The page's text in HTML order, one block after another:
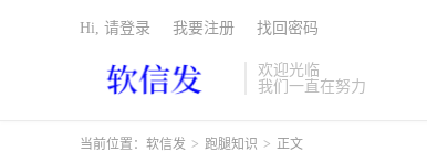
欢迎光临
我们一直在努力
Hi, 请登录 我要注册 找回密码
当前位置： 软信发 > 跑腿知识 > 正文